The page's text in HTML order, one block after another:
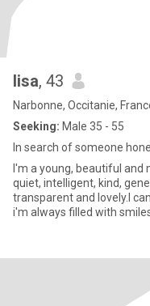
lisa, 43
Narbonne, Occitanie,
Seeking: Male 35 - 55
In search of someone
I'm a young, beautiful and
quiet, intelligent, kind,
transparent and lovely.I
i'm always filled with